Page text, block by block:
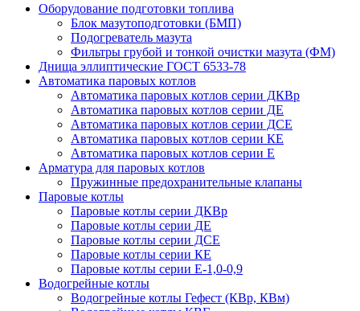
Оборудование подготовки топлива
Блок мазутоподготовки (БМП)
Подогреватель мазута
Фильтры грубой и тонкой очистки мазута (ФМ)
Днища эллиптические ГОСТ 6533-78
Автоматика паровых котлов
Автоматика паровых котлов серии ДКВр
Автоматика паровых котлов серии ДЕ
Автоматика паровых котлов серии ДСЕ
Автоматика паровых котлов серии КЕ
Автоматика паровых котлов серии Е
Арматура для паровых котлов
Пружинные предохранительные клапаны
Паровые котлы
Паровые котлы серии ДКВр
Паровые котлы серии ДЕ
Паровые котлы серии ДСЕ
Паровые котлы серии КЕ
Паровые котлы серии Е-1,0-0,9
Водогрейные котлы
Водогрейные котлы Гефест (КВр, КВм)